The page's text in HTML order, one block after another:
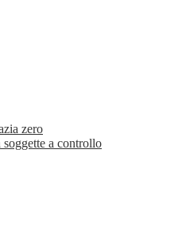
zero
a controllo